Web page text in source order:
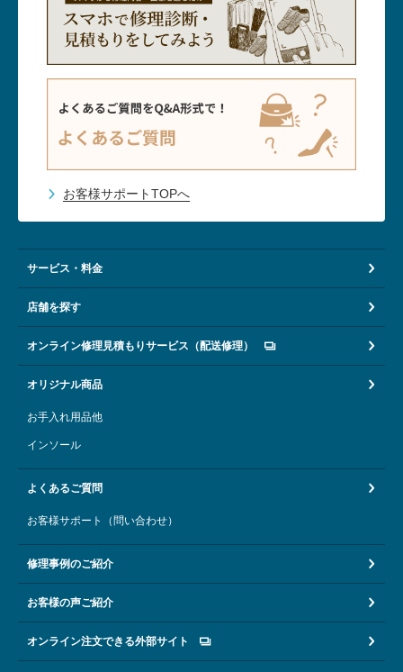
お客様サポートTOPへ
サービス・料金
店舗を探す
オンライン修理見積もりサービス（配送修理）
オリジナル商品
お手入れ用品他
インソール
よくあるご質問
お客様サポート（問い合わせ）
修理事例のご紹介
お客様の声ご紹介
オンライン注文できる外部サイト